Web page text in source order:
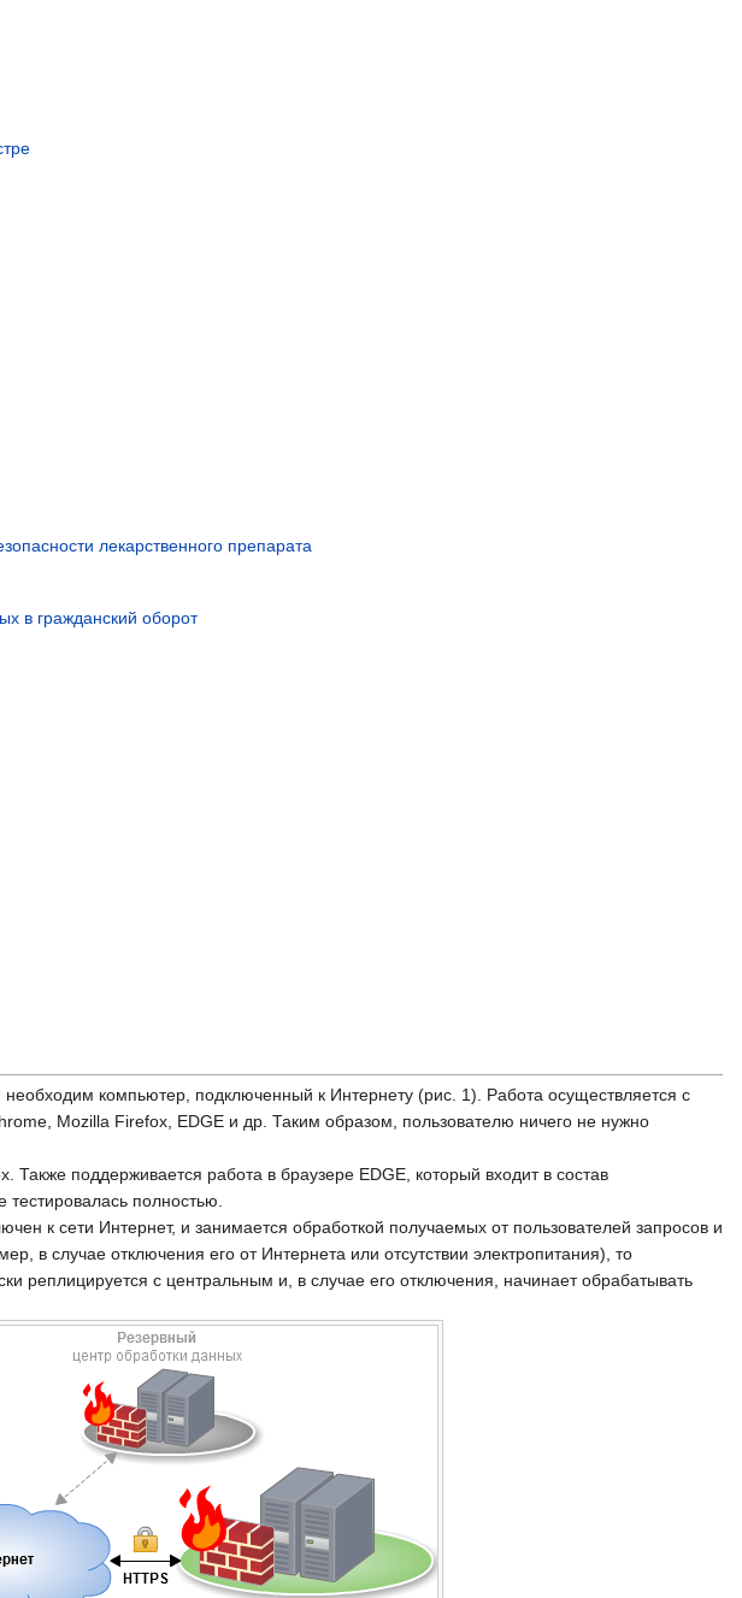
лекарственного препарата
в гражданский оборот
компьютер, подключенный к Интернету (рис. 1). Работа осуществляется с
Mozilla Firefox, EDGE и др. Таким образом, пользователю ничего не нужно
поддерживается работа в браузере EDGE, который входит в состав
полностью.
к сети Интернет, и занимается обработкой получаемых от пользователей запросов и
в случае отключения его от Интернета или отсутствии электропитания), то
реплицируется с центральным и, в случае его отключения, начинает обрабатывать